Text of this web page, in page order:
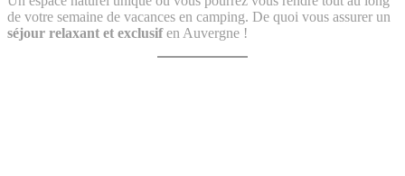
de votre semaine de vacances en camping. De quoi vous assurer un
séjour relaxant et exclusifen Auvergne !